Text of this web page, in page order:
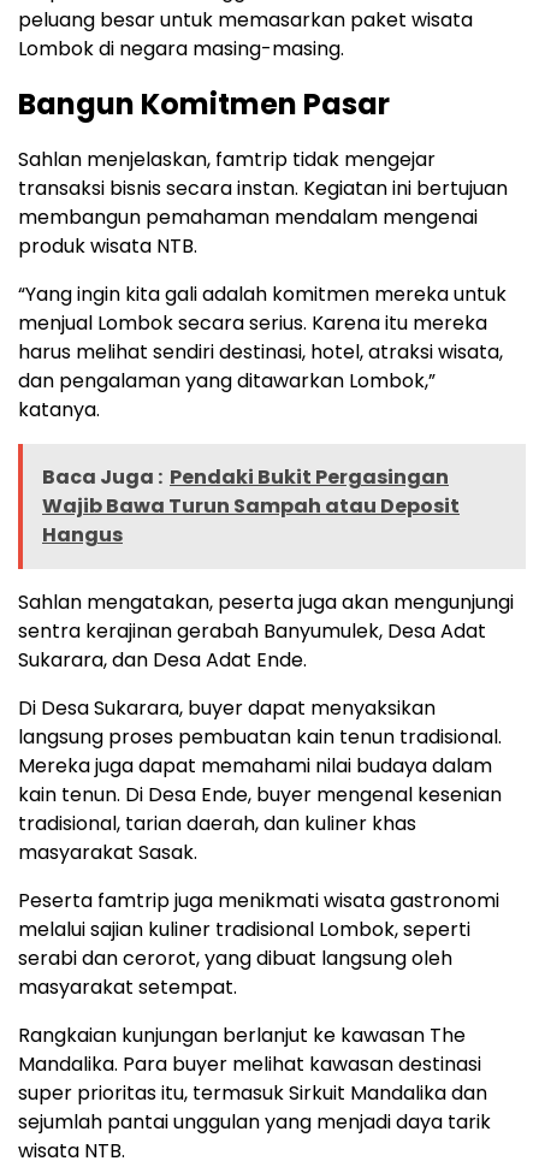
peluang besar untuk memasarkan paket wisata
Lombok di negara masing-masing.
Bangun Komitmen Pasar
Sahlan menjelaskan, famtrip tidak mengejar
transaksi bisnis secara instan. Kegiatan ini bertujuan
membangun pemahaman mendalam mengenai
produk wisata NTB.
“Yang ingin kita gali adalah komitmen mereka untuk
menjual Lombok secara serius. Karena itu mereka
harus melihat sendiri destinasi, hotel, atraksi wisata,
dan pengalaman yang ditawarkan Lombok,”
katanya.
Baca Juga : Pendaki Bukit Pergasingan
Wajib Bawa Turun Sampah atau Deposit
Hangus
Sahlan mengatakan, peserta juga akan mengunjungi
sentra kerajinan gerabah Banyumulek, Desa Adat
Sukarara, dan Desa Adat Ende.
Di Desa Sukarara, buyer dapat menyaksikan
langsung proses pembuatan kain tenun tradisional.
Mereka juga dapat memahami nilai budaya dalam
kain tenun. Di Desa Ende, buyer mengenal kesenian
tradisional, tarian daerah, dan kuliner khas
masyarakat Sasak.
Peserta famtrip juga menikmati wisata gastronomi
melalui sajian kuliner tradisional Lombok, seperti
serabi dan cerorot, yang dibuat langsung oleh
masyarakat setempat.
Rangkaian kunjungan berlanjut ke kawasan The
Mandalika. Para buyer melihat kawasan destinasi
super prioritas itu, termasuk Sirkuit Mandalika dan
sejumlah pantai unggulan yang menjadi daya tarik
wisata NTB.